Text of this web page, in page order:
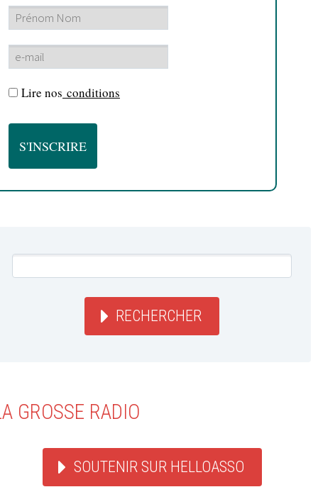
Lire nos conditions
RECHERCHER
GROSSE RADIO
SOUTENIR SUR HELLOASSO